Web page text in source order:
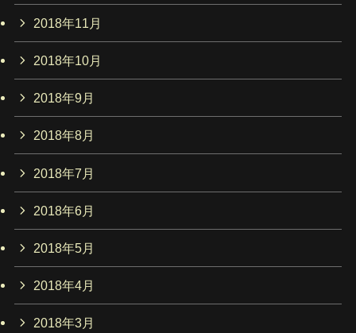
2018年11月
2018年10月
2018年9月
2018年8月
2018年7月
2018年6月
2018年5月
2018年4月
2018年3月